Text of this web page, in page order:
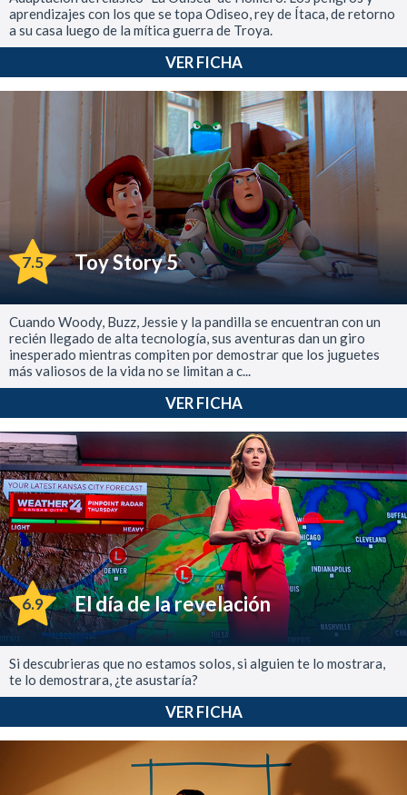
aprendizajes con los que se topa Odiseo, rey de Ítaca, de retorno
a su casa luego de la mítica guerra de Troya.
VER FICHA
7.5 Toy Story 5
Cuando Woody, Buzz, Jessie y la pandilla se encuentran con un
recién llegado de alta tecnología, sus aventuras dan un giro
inesperado mientras compiten por demostrar que los juguetes
más valiosos de la vida no se limitan a c...
VER FICHA
6.9 El día de la revelación
Si descubrieras que no estamos solos, si alguien te lo mostrara,
te lo demostrara, ¿te asustaría?
VER FICHA